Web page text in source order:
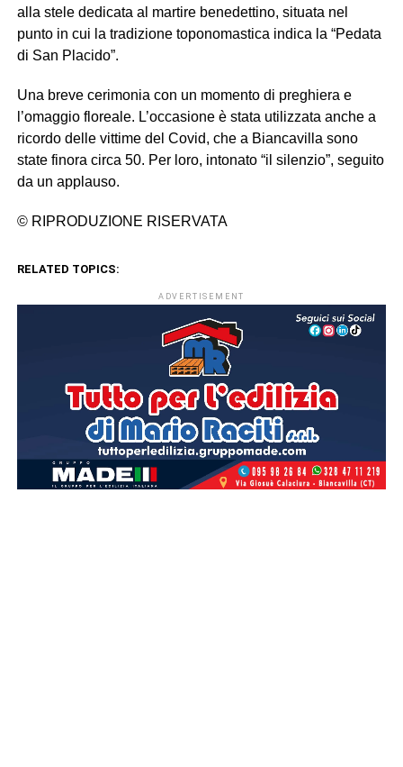
alla stele dedicata al martire benedettino, situata nel
punto in cui la tradizione toponomastica indica la “Pedata
di San Placido”.
Una breve cerimonia con un momento di preghiera e
l’omaggio floreale. L’occasione è stata utilizzata anche a
ricordo delle vittime del Covid, che a Biancavilla sono
state finora circa 50. Per loro, intonato “il silenzio”, seguito
da un applauso.
© RIPRODUZIONE RISERVATA
RELATED TOPICS:
ADVERTISEMENT